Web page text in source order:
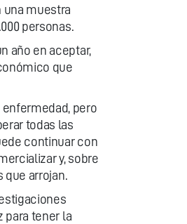
una muestra
personas.
año en aceptar,
que
pero
todas las
continuar con
y, sobre
que arrojan.
para tener la